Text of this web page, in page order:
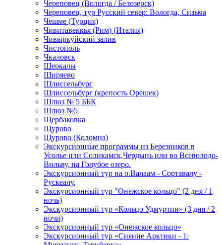
Череповец (Вологда / Белозерск)
Череповец, тур Русский север: Вологда, Сизьма
Чешме (Турция)
Чивитавеккья (Рим) (Италия)
Чивыркуйский залив
Чистополь
Чкаловск
Шеркалы
Ширяево
Шлиссельбург
Шлиссельбург (крепость Орешек)
Шлюз № 5 ББК
Шлюз №5
Щербаковка
Щурово
Щурово (Коломна)
Экскурсионные программы из Березников в
Усолье или Соликамск,Чердынь или во Всеволодо-
Вильву, на Голубое озеро.
Экскурсионный тур на о.Валаам - Сортавалу -
Рускеалу.
Экскурсионный тур "Онежское кольцо" (2 дня / 1
ночь)
Экскурсионный тур «Кольцо Удмуртии» (3 дня / 2
ночи)
Экскурсионный тур «Онежское кольцо»
Экскурсионный тур «Сияние Арктики - 1: